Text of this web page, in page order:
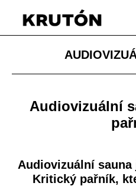
Audiovizuální
Audiovizuální
Kritický pařník,